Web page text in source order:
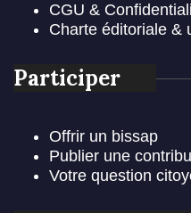
CGU &
Charte éditoriale &
Participer
Offrir un bissap
Publier une
Votre question